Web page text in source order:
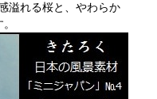
溢れる桜と、やわらか